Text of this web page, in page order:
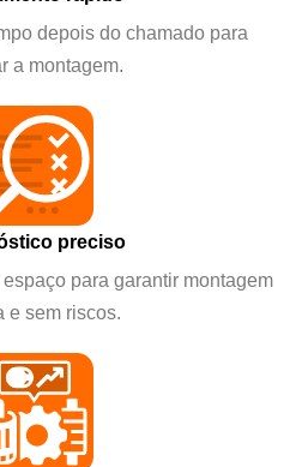
depois do chamado para
a montagem.
preciso
para garantir montagem
e sem riscos.